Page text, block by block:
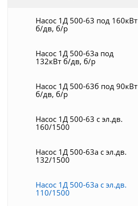
Насос 1Д 500-63 под 160кВт
б/дв, б/р
Насос 1Д 500-63a под
132кВт б/дв, б/р
Насос 1Д 500-63б под 90кВт
б/дв, б/р
Насос 1Д 500-63 с эл.дв.
160/1500
Насос 1Д 500-63а с эл.дв.
132/1500
Насос 1Д 500-63а с эл.дв.
110/1500